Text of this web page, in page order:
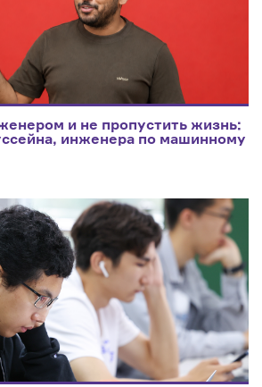
и не пропустить жизнь:
инженера по машинному